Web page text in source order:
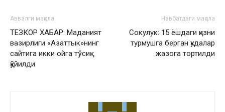
Аввалги мақола
ТЕЗКОР ХАБАР: Маданият
вазирлиги «Азаттык»нинг
сайтига икки ойга тўсиқ
қўйилди
Навбатдаги мақола
Сокулук: 15 ёшдаги қизни
турмушга берган қудалар
жазога тортилди